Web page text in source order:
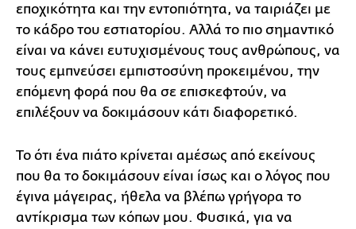
εποχικότητα και την εντοπιότητα, να ταιριάζει με
το κάδρο του εστιατορίου. Αλλά το πιο σημαντικό
είναι να κάνει ευτυχισμένους τους ανθρώπους, να
τους εμπνεύσει εμπιστοσύνη προκειμένου, την
επόμενη φορά που θα σε επισκεφτούν, να
επιλέξουν να δοκιμάσουν κάτι διαφορετικό.
Το ότι ένα πιάτο κρίνεται αμέσως από εκείνους
που θα το δοκιμάσουν είναι ίσως και ο λόγος που
έγινα μάγειρας, ήθελα να βλέπω γρήγορα το
αντίκρισμα των κόπων μου. Φυσικά, για να